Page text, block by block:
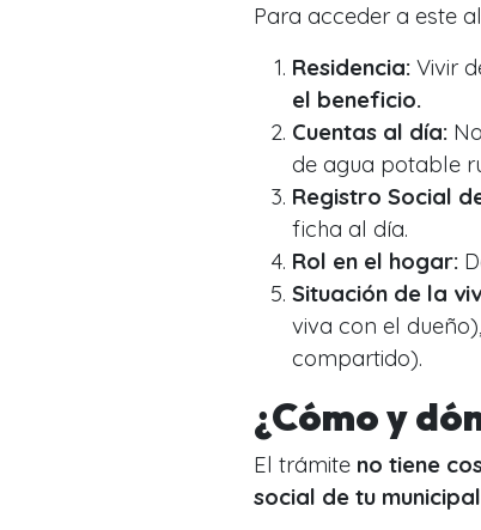
Para acceder a este
Residencia: Vivir
el beneficio.
Cuentas al día:
de agua potable
Registro Social
ficha al día.
Rol en el hogar:
Situación de la
viva con el
compartido).
¿Cómo y
El trámite no tiene
social de tu